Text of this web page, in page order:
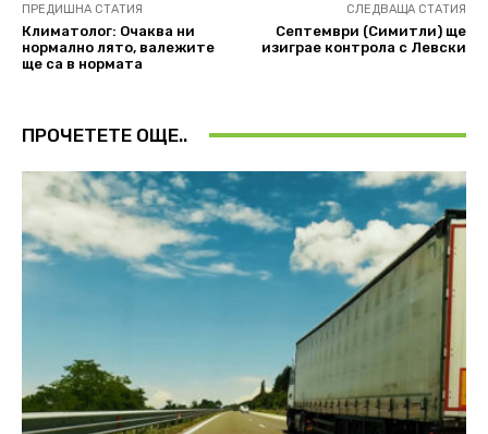
ПРЕДИШНА СТАТИЯ
Климатолог: Очаква ни
нормално лято, валежите
ще са в нормата
СЛЕДВАЩА СТАТИЯ
Септември (Симитли) ще
изиграе контрола с Левски
ПРОЧЕТЕТЕ ОЩЕ..